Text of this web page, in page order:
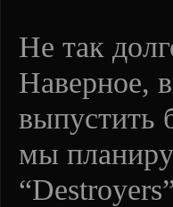
Не так
Наверное,
выпустить
мы